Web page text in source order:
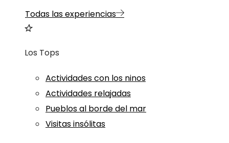
Todas las experiencias
Los Tops
Actividades con los ninos
Actividades relajadas
Pueblos al borde del mar
Visitas insólitas